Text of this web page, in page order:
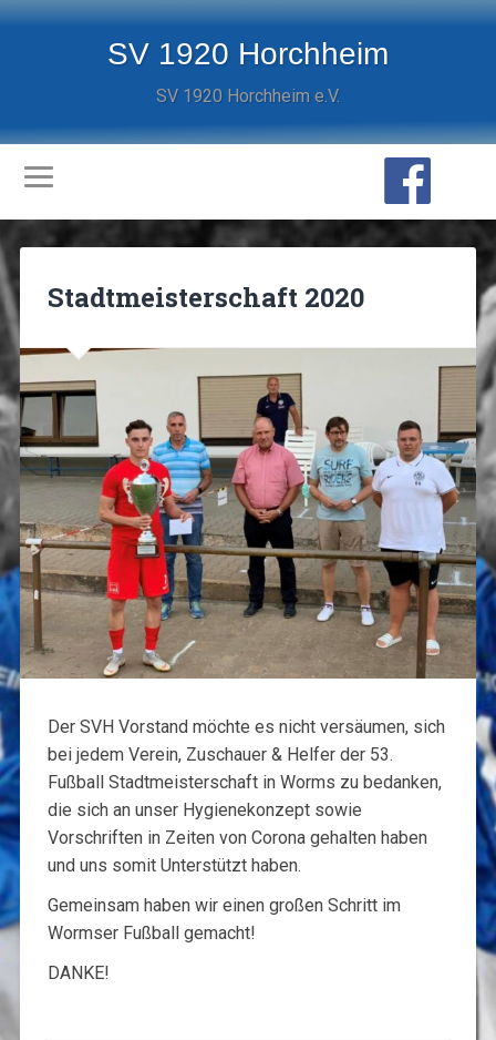
SV 1920 Horchheim
SV 1920 Horchheim e.V.
Stadtmeisterschaft 2020
Der SVH Vorstand möchte es nicht versäumen, sich
bei jedem Verein, Zuschauer & Helfer der 53.
Fußball Stadtmeisterschaft in Worms zu bedanken,
die sich an unser Hygienekonzept sowie
Vorschriften in Zeiten von Corona gehalten haben
und uns somit Unterstützt haben.
Gemeinsam haben wir einen großen Schritt im
Wormser Fußball gemacht!
DANKE!